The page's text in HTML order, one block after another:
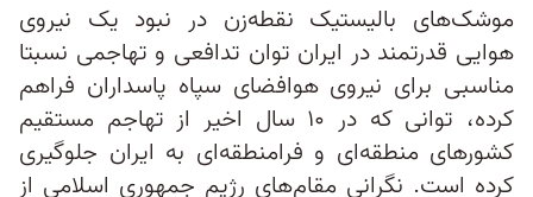
موشک‌های بالیستیک نقطه‌زن در نبود یک نیروی
هوایی قدرتمند در ایران توان تدافعی و تهاجمی نسبتا
مناسبی برای نیروی هوافضای سپاه پاسداران فراهم
کرده‌، توانی که در ۱۰ سال اخیر از تهاجم مستقیم
کشورهای منطقه‌ای و فرامنطقه‌ای به ایران جلوگیری
کرده است. نگرانی مقام‌های رژیم جمهوری اسلامی از